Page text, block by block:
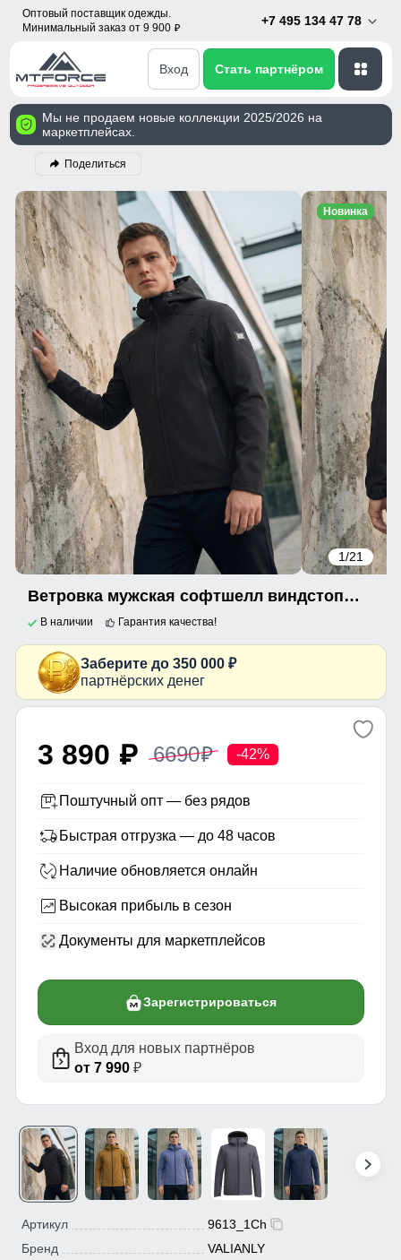
Оптовый поставщик одежды.
Минимальный заказ от 9 900 p
+7 495 134 47 78
Вход Стать партнёром
Мы не продаем новые коллекции 2025/2026 на
маркетплейсах.
Поделиться
1/21
Новинка
Ветровка мужская софтшелл виндстоппер с капюшоном спортивная черного цвета 9613_1Ch
В наличии Гарантия качества!
Заберите до 350 000 ₽
партнёрских денег
3 890 p 6690p -42%
Поштучный опт — без рядов
Быстрая отгрузка — до 48 часов
Наличие обновляется онлайн
Высокая прибыль в сезон
Документы для маркетплейсов
Зарегистрироваться
Вход для новых партнёров
от 7 990₽
Артикул
9613_1Ch
Бренд
VALIANLY